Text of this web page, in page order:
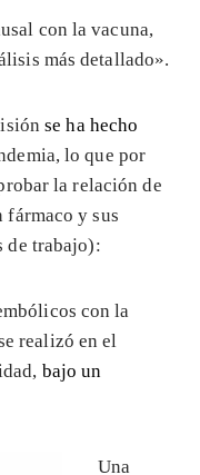
con la vacuna,
más detallado».
se ha hecho
lo que por
la relación de
fármaco y sus
de trabajo):
con la
realizó en el
bajo un
Una